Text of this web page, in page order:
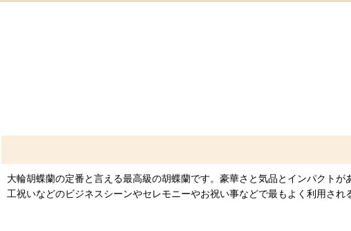
大輪胡蝶蘭の定番と言える最高級の胡蝶蘭です。豪華さと気品とインパクト
工祝いなどのビジネスシーンやセレモニーやお祝い事などで最もよく利用され